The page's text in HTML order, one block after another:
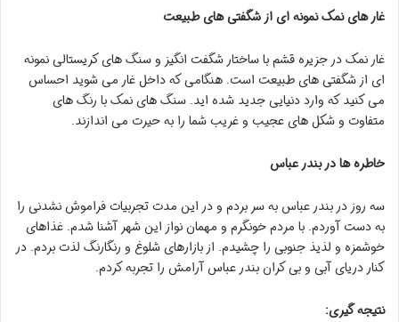
غار های نمک نمونه ای از شگفتی های طبیعت
غار نمک در جزیره قشم با ساختار شگفت انگیز و سنگ های کریستالی نمونه
ای از شگفتی های طبیعت است. هنگامی که داخل غار می شوید احساس
می کنید که وارد دنیایی جدید شده اید. سنگ های نمک با رنگ های
متفاوت و شکل های عجیب و غریب شما را به حیرت می اندازند.
خاطره ها در بندر عباس
سه روز در بندر عباس به سر بردم و در این مدت تجربیات فراموش نشدنی را
به دست آوردم. با مردم خونگرم و مهمان نواز این شهر آشنا شدم. غذاهای
خوشمزه و لذیذ جنوبی را چشیدم. از بازارهای شلوغ و رنگارنگ لذت بردم. در
کنار دریای آبی و بی کران بندر عباس آرامش را تجربه کردم.
نتیجه گیری: